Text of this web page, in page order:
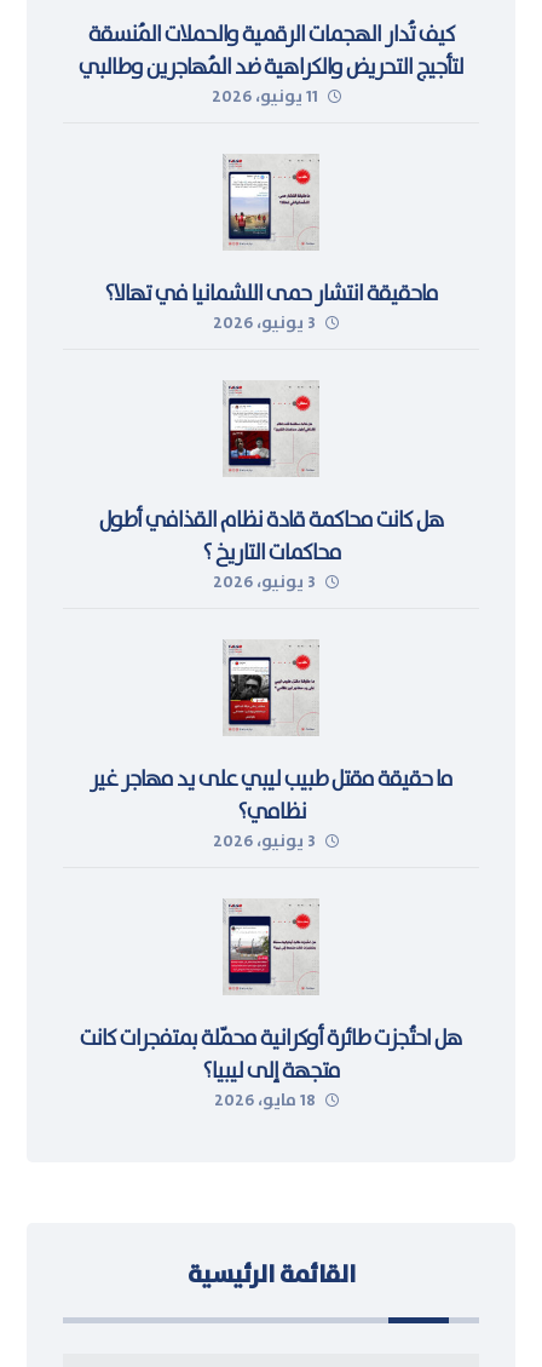
كيف تُدار الهجمات الرقمية والحملات المُنسقة
لتأجيج التحريض والكراهية ضد المُهاجرين وطالبي
اللجوء في ليبيا
11 يونيو، 2026
ماحقيقة انتشار حمى اللشمانيا في تهالا؟
3 يونيو، 2026
هل كانت محاكمة قادة نظام القذافي أطول
محاكمات التاريخ ؟
3 يونيو، 2026
ما حقيقة مقتل طبيب ليبي على يد مهاجر غير
نظامي؟
3 يونيو، 2026
هل احتُجزت طائرة أوكرانية محمّلة بمتفجرات كانت
متجهة إلى ليبيا؟
18 مايو، 2026
القائمة الرئيسية